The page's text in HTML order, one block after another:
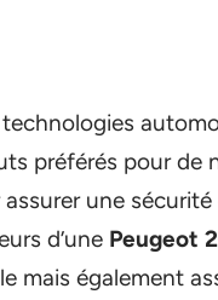
préférés pour de
assurer une
d’une Peugeot
mais également